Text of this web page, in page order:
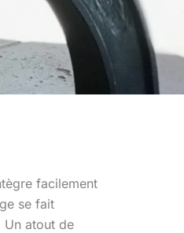
facilement
se fait
Un atout de